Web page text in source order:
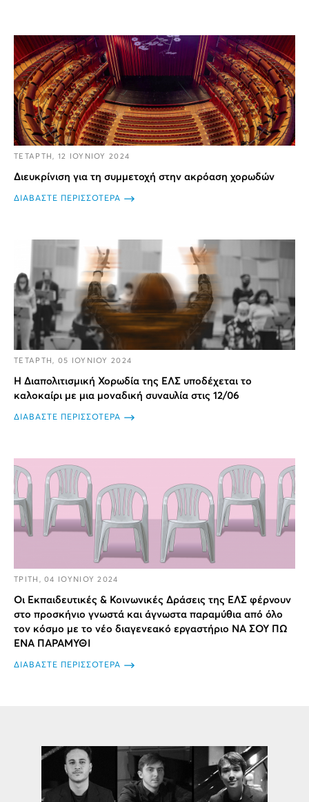
ΤΕΤΑΡΤΗ, 12 ΙΟΥΝΙΟΥ 2024
Διευκρίνιση για τη συμμετοχή στην ακρόαση χορωδών
ΔΙΑΒΑΣΤΕ ΠΕΡΙΣΣΟΤΕΡΑ
ΤΕΤΑΡΤΗ, 05 ΙΟΥΝΙΟΥ 2024
Η Διαπολιτισμική Χορωδία της ΕΛΣ υποδέχεται το
καλοκαίρι με μια μοναδική συναυλία στις 12/06
ΔΙΑΒΑΣΤΕ ΠΕΡΙΣΣΟΤΕΡΑ
ΤΡΙΤΗ, 04 ΙΟΥΝΙΟΥ 2024
Οι Εκπαιδευτικές & Κοινωνικές Δράσεις της ΕΛΣ φέρνουν
στο προσκήνιο γνωστά και άγνωστα παραμύθια από όλο
τον κόσμο με το νέο διαγενεακό εργαστήριο ΝΑ ΣΟΥ ΠΩ
ΕΝΑ ΠΑΡΑΜΥΘΙ
ΔΙΑΒΑΣΤΕ ΠΕΡΙΣΣΟΤΕΡΑ